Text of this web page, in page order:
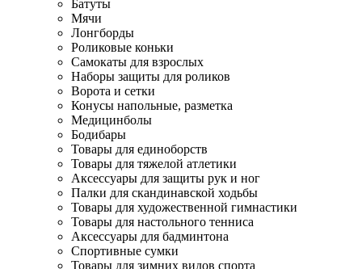
Батуты
Мячи
Лонгборды
Роликовые коньки
Самокаты для взрослых
Наборы защиты для роликов
Ворота и сетки
Конусы напольные, разметка
Медицинболы
Бодибары
Товары для единоборств
Товары для тяжелой атлетики
Аксессуары для защиты рук и ног
Палки для скандинавской ходьбы
Товары для художественной гимнастики
Товары для настольного тенниса
Аксессуары для бадминтона
Спортивные сумки
Товары для зимних видов спорта